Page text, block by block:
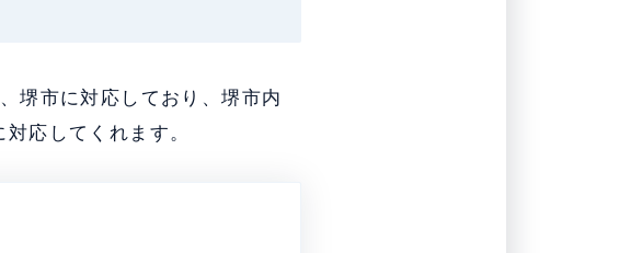
堺市に対応しており、堺市内
応してくれます。